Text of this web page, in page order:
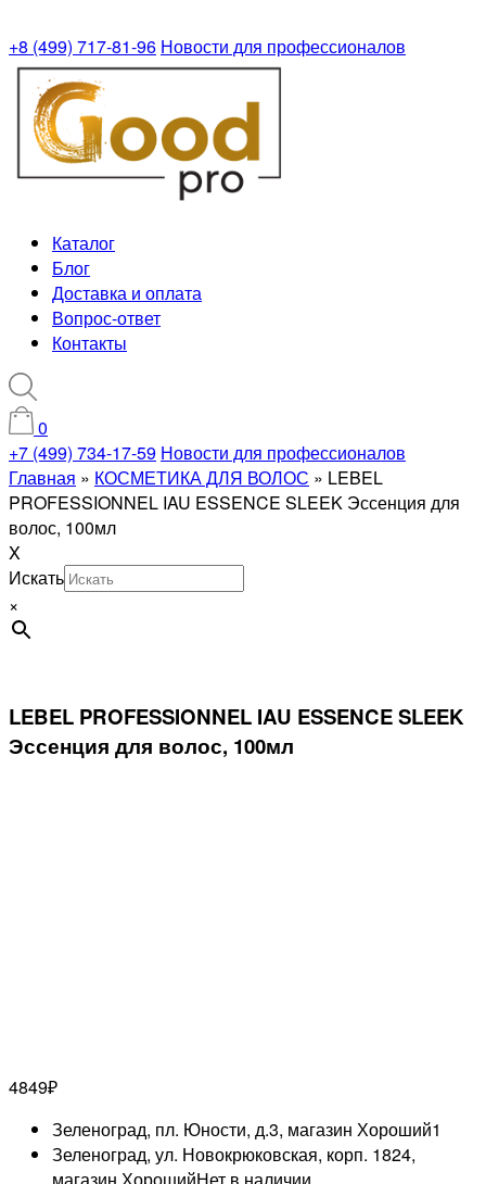
+8 (499) 717-81-96 Новости для профессионалов
Каталог
Блог
Доставка и оплата
Вопрос-ответ
Контакты
0
+7 (499) 734-17-59 Новости для профессионалов
Главная » КОСМЕТИКА ДЛЯ ВОЛОС » LEBEL
PROFESSIONNEL IAU ESSENCE SLEEK Эссенция для
волос, 100мл
X
Искать
×
LEBEL PROFESSIONNEL IAU ESSENCE SLEEK
Эссенция для волос, 100мл
4849₽
Зеленоград, пл. Юности, д.3, магазин Хороший1
Зеленоград, ул. Новокрюковская, корп. 1824,